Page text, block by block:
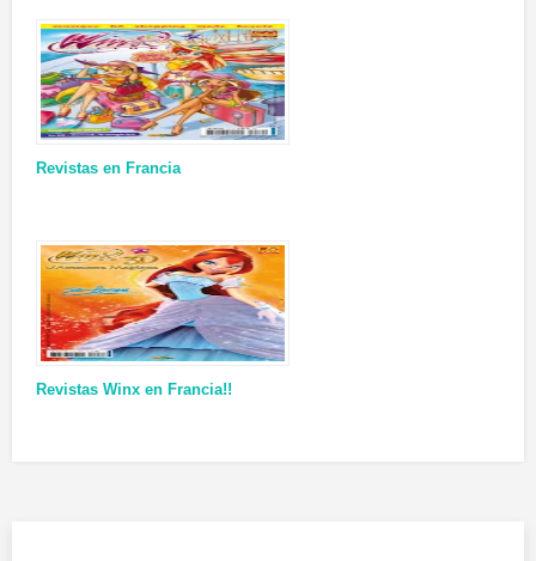
Revistas en Francia
Revistas Winx en Francia!!